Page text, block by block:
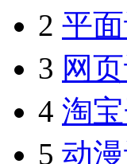
2 平
3 网
4 淘
5 动